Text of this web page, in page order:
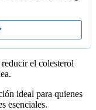
el colesterol
ideal para quienes
esenciales.